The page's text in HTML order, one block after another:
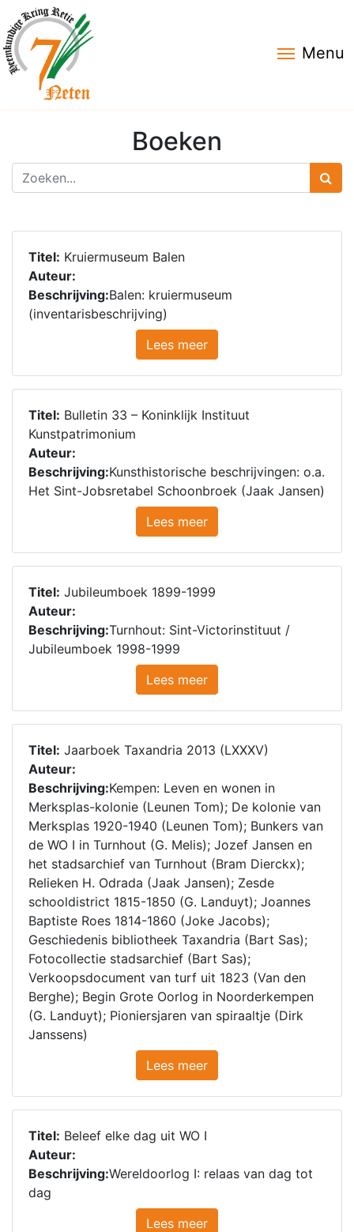
Menu
Boeken
Titel: Kruiermuseum Balen
Auteur:
Beschrijving:Balen: kruiermuseum
(inventarisbeschrijving)
Lees meer
Titel: Bulletin 33 – Koninklijk Instituut
Kunstpatrimonium
Auteur:
Beschrijving:Kunsthistorische beschrijvingen: o.a.
Het Sint-Jobsretabel Schoonbroek (Jaak Jansen)
Lees meer
Titel: Jubileumboek 1899-1999
Auteur:
Beschrijving:Turnhout: Sint-Victorinstituut /
Jubileumboek 1998-1999
Lees meer
Titel: Jaarboek Taxandria 2013 (LXXXV)
Auteur:
Beschrijving:Kempen: Leven en wonen in
Merksplas-kolonie (Leunen Tom); De kolonie van
Merksplas 1920-1940 (Leunen Tom); Bunkers van
de WO I in Turnhout (G. Melis); Jozef Jansen en
het stadsarchief van Turnhout (Bram Dierckx);
Relieken H. Odrada (Jaak Jansen); Zesde
schooldistrict 1815-1850 (G. Landuyt); Joannes
Baptiste Roes 1814-1860 (Joke Jacobs);
Geschiedenis bibliotheek Taxandria (Bart Sas);
Fotocollectie stadsarchief (Bart Sas);
Verkoopsdocument van turf uit 1823 (Van den
Berghe); Begin Grote Oorlog in Noorderkempen
(G. Landuyt); Pioniersjaren van spiraaltje (Dirk
Janssens)
Lees meer
Titel: Beleef elke dag uit WO I
Auteur:
Beschrijving:Wereldoorlog I: relaas van dag tot
dag
Lees meer